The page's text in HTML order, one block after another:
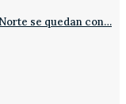
se quedan con…